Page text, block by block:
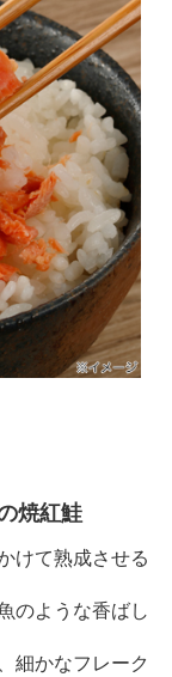
焼紅鮭
けて熟成させる
のような香ばし
細かなフレーク